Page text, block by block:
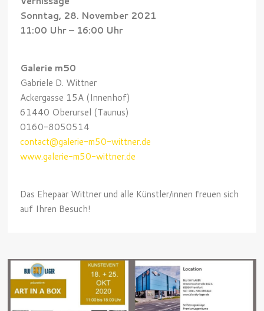
Sonntag, 28. November 2021
11:00 Uhr – 16:00 Uhr
Galerie m50
Gabriele D. Wittner
Ackergasse 15A (Innenhof)
61440 Oberursel (Taunus)
0160-8050514
contact@galerie-m50-wittner.de
www.galerie-m50-wittner.de
Das Ehepaar Wittner und alle Künstler/innen freuen sich
auf Ihren Besuch!